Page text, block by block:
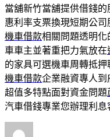
當舖新竹當舖提供借錢的
惠利率支票換現短期公
機車借款相關問題透明
車車主並著重把力氣放在
的家具可選機車周轉抵
機車借款企業融資專人到
超值多特點面對資金問題
汽車借錢專業您辦理利